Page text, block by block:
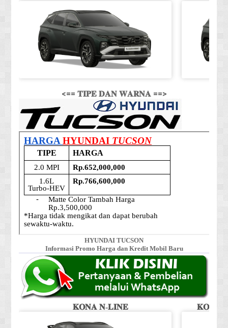
<== 𝐓𝐈𝐏𝐄 𝐃𝐀𝐍 𝐖𝐀𝐑𝐍𝐀 ==>
HYUNDAI TUCSON
Informasi Promo Harga dan Kredit Mobil Baru
𝐊𝐎𝐍𝐀 𝐍-𝐋𝐈𝐍𝐄 𝐊𝐎𝐍𝐀